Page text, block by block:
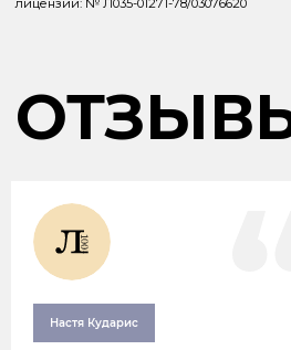
Настя Кударис